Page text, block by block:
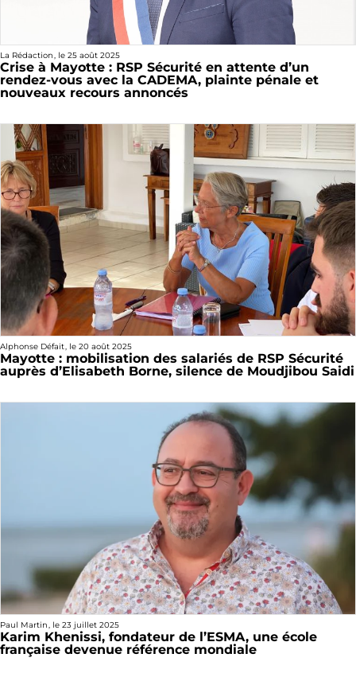
La Rédaction, le 25 août 2025
Crise à Mayotte : RSP Sécurité en attente d’un
rendez-vous avec la CADEMA, plainte pénale et
nouveaux recours annoncés
Alphonse Défait, le 20 août 2025
Mayotte : mobilisation des salariés de RSP Sécurité
auprès d’Elisabeth Borne, silence de Moudjibou Saidi
Paul Martin, le 23 juillet 2025
Karim Khenissi, fondateur de l’ESMA, une école
française devenue référence mondiale